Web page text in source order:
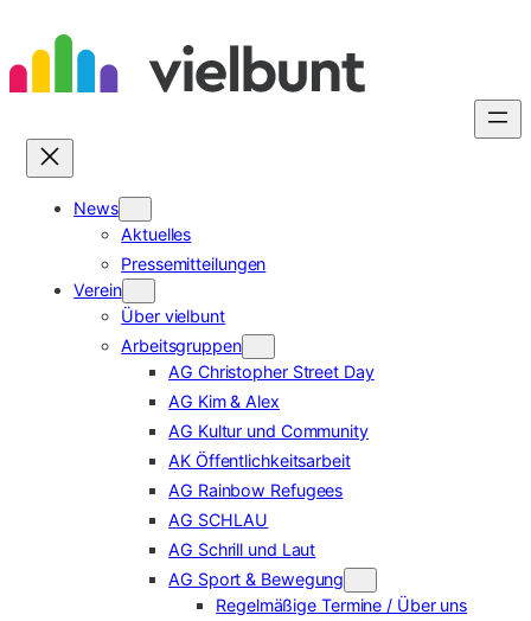
Inhalt
springen
News
Aktuelles
Pressemitteilungen
Verein
Über vielbunt
Arbeitsgruppen
AG Christopher Street Day
AG Kim & Alex
AG Kultur und Community
AK Öffentlichkeitsarbeit
AG Rainbow Refugees
AG SCHLAU
AG Schrill und Laut
AG Sport & Bewegung
Regelmäßige Termine / Über uns